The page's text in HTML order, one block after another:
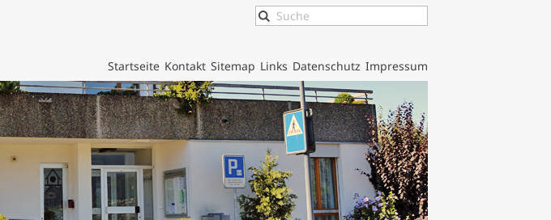
Startseite Kontakt Sitemap Links Datenschutz Impressum